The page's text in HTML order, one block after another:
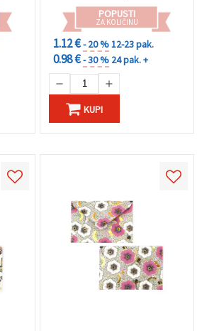
POPUSTI
ZA KOLIČINU
1.12 €- 20 %12-23 pak.
0.98 €- 30 % 24 pak. +
KUPI